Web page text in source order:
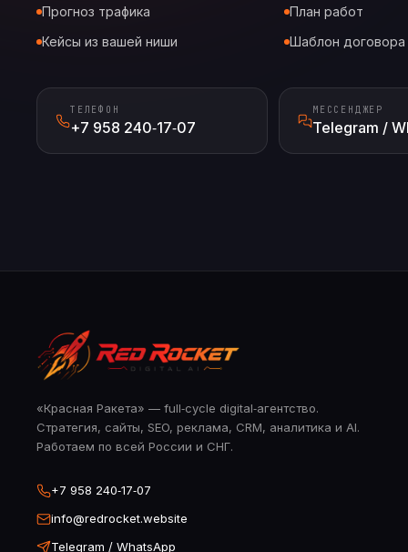
Прогноз трафика
План работ
Кейсы из вашей ниши
Шаблон договора
ТЕЛЕФОН
+7 958 240‑17‑07
МЕССЕНДЖЕР
Telegram /
«Красная Ракета» — full‑cycle digital‑агентство.
Стратегия, сайты, SEO, реклама, CRM, аналитика и AI.
Работаем по всей России и СНГ.
+7 958 240‑17‑07
info@redrocket.website
Telegram / WhatsApp